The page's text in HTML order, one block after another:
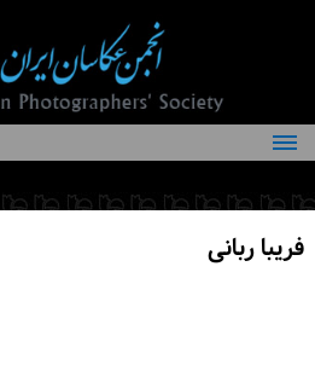
درباره انجمن
کمیته‌های انجمن
فریبا ربانی